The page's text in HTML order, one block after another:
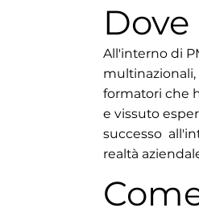
Dove
All'interno di
formatori che
e vissuto
successo
realtà